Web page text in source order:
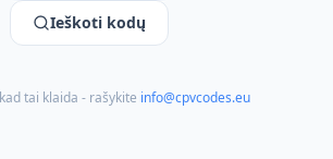
Ieškoti kodų
tai klaida - rašykite info@cpvcodes.eu